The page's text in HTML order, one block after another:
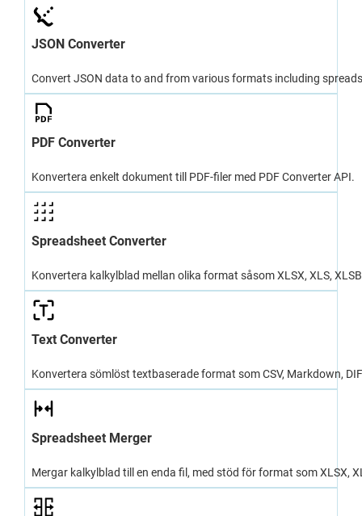
JSON Converter
Convert JSON data to and from various formats including
PDF Converter
Konvertera enkelt dokument till PDF-filer med PDF Converter API.
Spreadsheet Converter
Konvertera kalkylblad mellan olika format såsom XLSX, XLS,
Text Converter
Konvertera sömlöst textbaserade format som CSV, Markdown,
Spreadsheet Merger
Mergar kalkylblad till en enda fil, med stöd för format som XLSX,